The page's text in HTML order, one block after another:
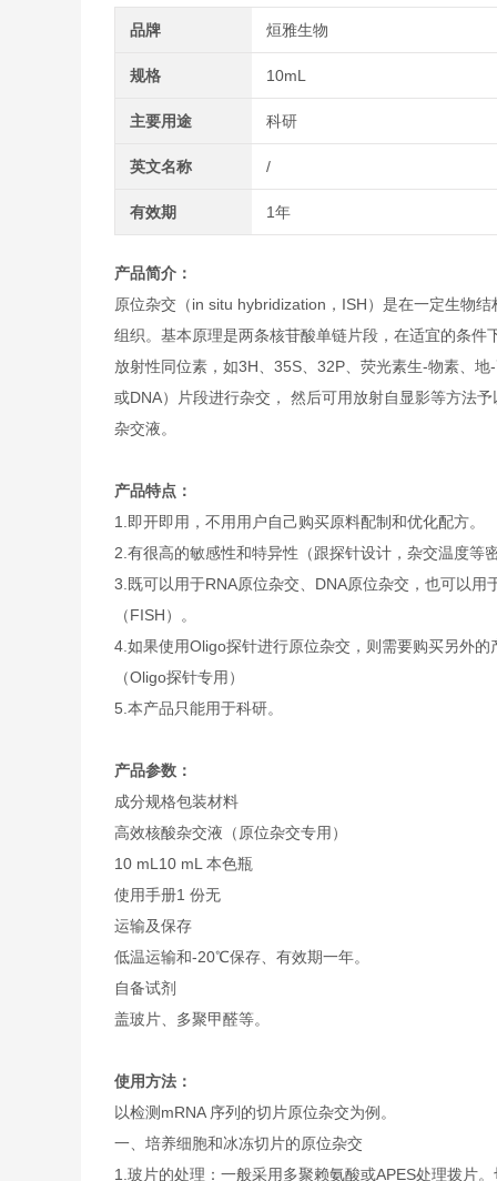
品牌 烜雅生物
规格 10mL
主要用途 科研
英文名称 /
有效期 1年
产品简介：
原位杂交（in situ hybridization，ISH）是在一定生物
组织。基本原理是两条核苷酸单链片段，在适宜的条
放射性同位素，如3H、35S、32P、荧光素生-物素、
或DNA）片段进行杂交， 然后可用放射自显影等方法
杂交液。
产品特点：
1.即开即用，不用用户自己购买原料配制和优化配方。
2.有很高的敏感性和特异性（跟探针设计，杂交温度等
3.既可以用于RNA原位杂交、DNA原位杂交，也可以用
（FISH）。
4.如果使用Oligo探针进行原位杂交，则需要购买另外的
（Oligo探针专用）
5.本产品只能用于科研。
产品参数：
成分规格包装材料
高效核酸杂交液（原位杂交专用）
10 mL 10 mL 本色瓶
使用手册1 份无
运输及保存
低温运输和-20℃保存、有效期一年。
自备试剂
盖玻片、多聚甲醛等。
使用方法：
以检测mRNA 序列的切片原位杂交为例。
一、培养细胞和冰冻切片的原位杂交
1.玻片的处理：一般采用多聚赖氨酸或APES处理拨片